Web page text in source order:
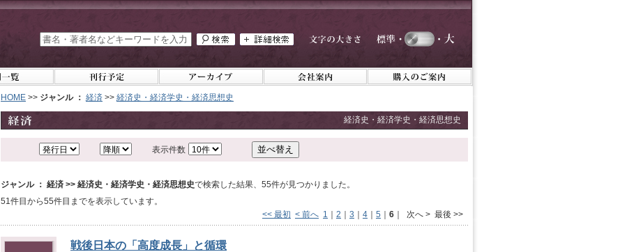
HOME >> ジャンル ： 経済 >> 経済史・経済学史・経済思想史
経済史・経済学史・経済思想史
表示件数
ジャンル ： 経済 >> 経済史・経済学史・経済思想史で検索した結果、55件が見つかりました。
51件目から55件目までを表示しています。
<< 最初 < 前へ 1 2 3 4 5 6 ｜ 次へ > 最後 >>
戦後日本の「高度成長」と循環